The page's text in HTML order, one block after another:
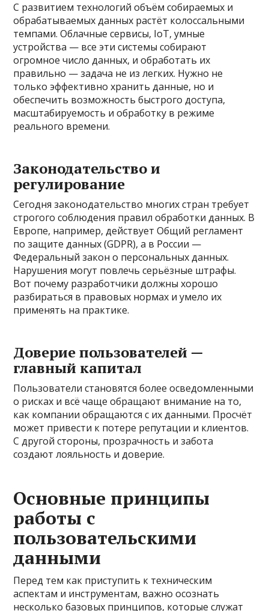
С развитием технологий объём собираемых и
обрабатываемых данных растёт колоссальными
темпами. Облачные сервисы, IoT, умные
устройства — все эти системы собирают
огромное число данных, и обработать их
правильно — задача не из легких. Нужно не
только эффективно хранить данные, но и
обеспечить возможность быстрого доступа,
масштабируемость и обработку в режиме
реального времени.
Законодательство и
регулирование
Сегодня законодательство многих стран требует
строгого соблюдения правил обработки данных. В
Европе, например, действует Общий регламент
по защите данных (GDPR), а в России —
Федеральный закон о персональных данных.
Нарушения могут повлечь серьёзные штрафы.
Вот почему разработчики должны хорошо
разбираться в правовых нормах и умело их
применять на практике.
Доверие пользователей —
главный капитал
Пользователи становятся более осведомленными
о рисках и всё чаще обращают внимание на то,
как компании обращаются с их данными. Просчёт
может привести к потере репутации и клиентов.
С другой стороны, прозрачность и забота
создают лояльность и доверие.
Основные принципы
работы с
пользовательскими
данными
Перед тем как приступить к техническим
аспектам и инструментам, важно осознать
несколько базовых принципов, которые служат